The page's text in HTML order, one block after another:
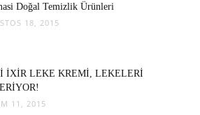
Doğal Temizlik Ürünleri
18, 2015
İXİR LEKE KREMİ, LEKELERİ
11, 2015